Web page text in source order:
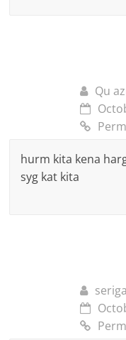
Qu
hurm kita kena
syg kat kita